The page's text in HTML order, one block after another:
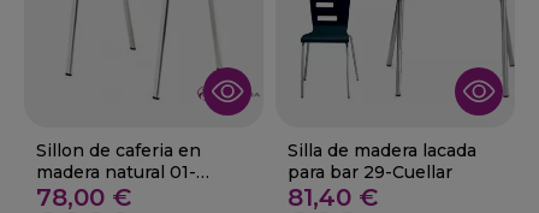
Sillon de caferia en
madera natural 01-
Algarra
78,00 €
Silla de madera lacada
para bar 29-Cuellar
81,40 €